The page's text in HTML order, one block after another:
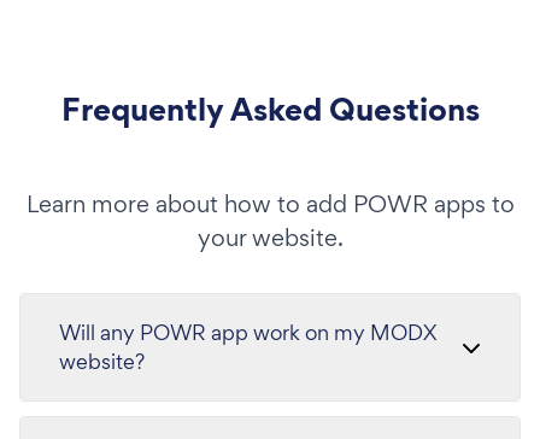
Frequently Asked Questions
Learn more about how to add POWR apps to
your website.
Will any POWR app work on my MODX
website?